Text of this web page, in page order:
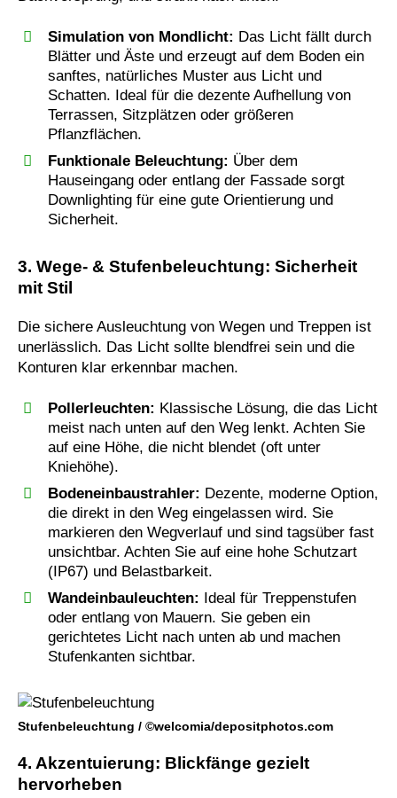
Simulation von Mondlicht: Das Licht fällt durch
Blätter und Äste und erzeugt auf dem Boden ein
sanftes, natürliches Muster aus Licht und
Schatten. Ideal für die dezente Aufhellung von
Terrassen, Sitzplätzen oder größeren
Pflanzflächen.
Funktionale Beleuchtung: Über dem
Hauseingang oder entlang der Fassade sorgt
Downlighting für eine gute Orientierung und
Sicherheit.
3. Wege- & Stufenbeleuchtung: Sicherheit
mit Stil
Die sichere Ausleuchtung von Wegen und Treppen ist
unerlässlich. Das Licht sollte blendfrei sein und die
Konturen klar erkennbar machen.
Pollerleuchten: Klassische Lösung, die das Licht
meist nach unten auf den Weg lenkt. Achten Sie
auf eine Höhe, die nicht blendet (oft unter
Kniehöhe).
Bodeneinbaustrahler: Dezente, moderne Option,
die direkt in den Weg eingelassen wird. Sie
markieren den Wegverlauf und sind tagsüber fast
unsichtbar. Achten Sie auf eine hohe Schutzart
(IP67) und Belastbarkeit.
Wandeinbauleuchten: Ideal für Treppenstufen
oder entlang von Mauern. Sie geben ein
gerichtetes Licht nach unten ab und machen
Stufenkanten sichtbar.
Stufenbeleuchtung / ©welcomia/depositphotos.com
4. Akzentuierung: Blickfänge gezielt
hervorheben